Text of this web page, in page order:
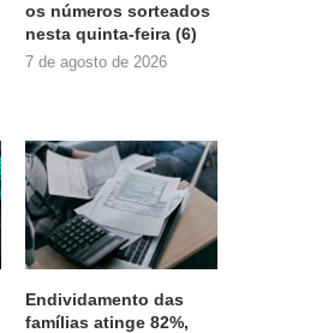
os números sorteados
nesta quinta-feira (6)
7 de agosto de 2026
Endividamento das
famílias atinge 82%,